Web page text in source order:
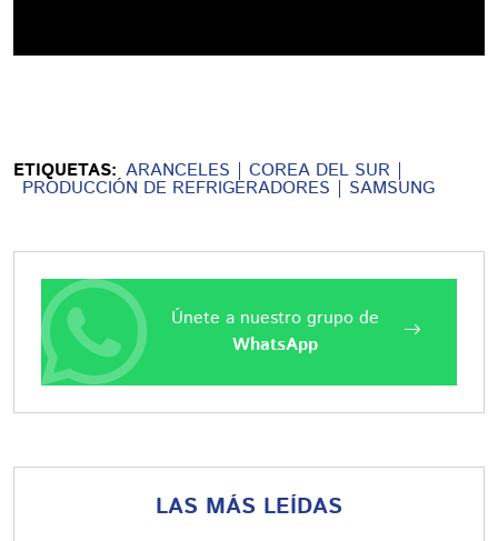
ETIQUETAS: ARANCELES COREA DEL SUR
PRODUCCIÓN DE REFRIGERADORES SAMSUNG
Únete a nuestro grupo de
WhatsApp
LAS MÁS LEÍDAS